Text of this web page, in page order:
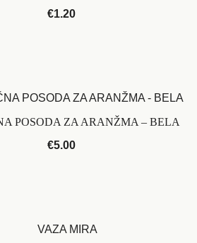
€1.20
POSODA ZA ARANŽMA – BELA
€5.00